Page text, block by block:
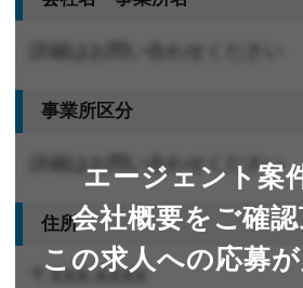
エージェント案
会社概要をご確
この求人への応募が
事業所区分
詳細はお問い合わせください
住所
〒XXX-XXXX